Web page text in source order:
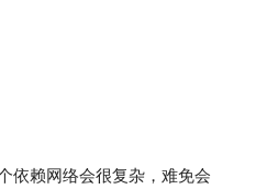
依赖网络会很复杂，难免会